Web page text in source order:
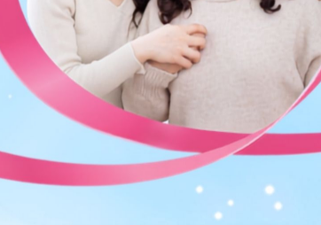
Nổi mụn vùng kín